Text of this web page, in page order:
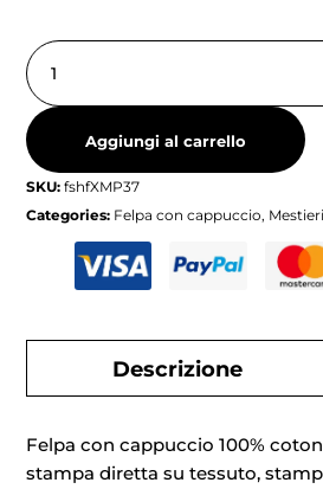
Aggiungi al carrello
SKU:fshfXMP37
Categories: Felpa con cappuccio, Mestieri
Descrizione
Felpa con cappuccio 100%
stampa diretta su tessuto,